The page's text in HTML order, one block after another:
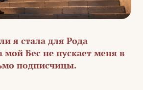
я стала для Рода
Бес не пускает меня в
подписчицы.